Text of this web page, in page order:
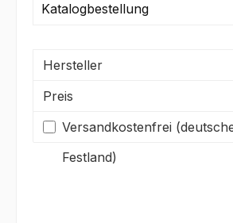
Katalogbestellung
Hersteller
Preis
Filter hinzufügen:
Versandkostenfrei
Festland)